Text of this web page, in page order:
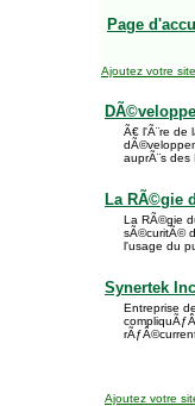
Page
Ajoutez votre site
Ã€ l'Ã¨re de
auprÃ¨s des
La RÃ©gie
La RÃ©gie
sÃ©curitÃ©
l'usage du
Synertek Inc
Entreprise
Ajoutez votre